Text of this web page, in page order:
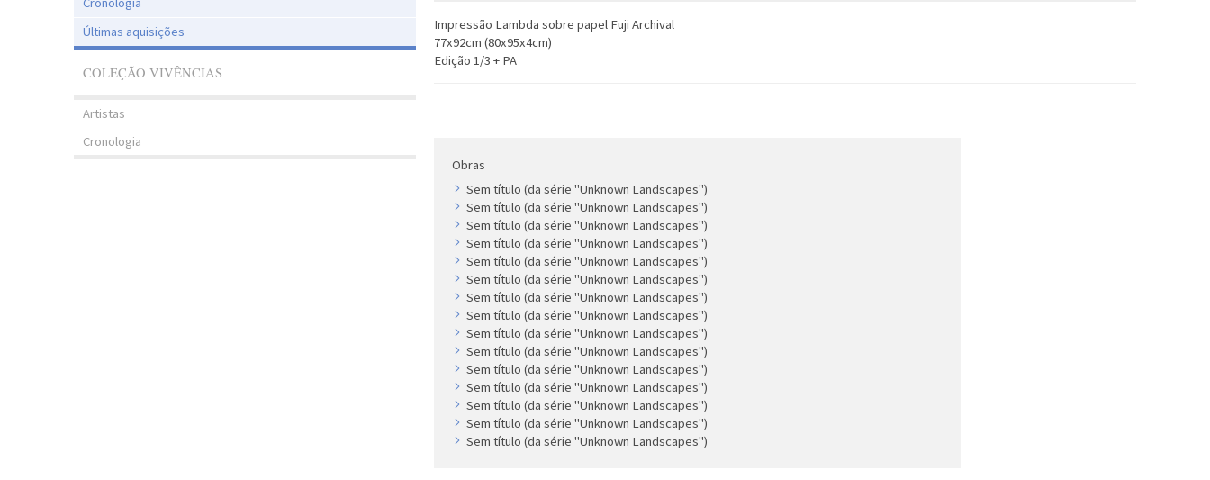
Últimas aquisições
COLEÇÃO VIVÊNCIAS
Artistas
Cronologia
Impressão Lambda sobre papel Fuji Archival
77x92cm (80x95x4cm)
Edição 1/3 + PA
Obras
Sem título (da série "Unknown Landscapes")
Sem título (da série "Unknown Landscapes")
Sem título (da série "Unknown Landscapes")
Sem título (da série "Unknown Landscapes")
Sem título (da série "Unknown Landscapes")
Sem título (da série "Unknown Landscapes")
Sem título (da série "Unknown Landscapes")
Sem título (da série "Unknown Landscapes")
Sem título (da série "Unknown Landscapes")
Sem título (da série "Unknown Landscapes")
Sem título (da série "Unknown Landscapes")
Sem título (da série "Unknown Landscapes")
Sem título (da série "Unknown Landscapes")
Sem título (da série "Unknown Landscapes")
Sem título (da série "Unknown Landscapes")